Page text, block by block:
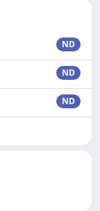
ND
ND
ND